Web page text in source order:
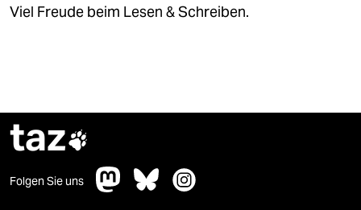
Viel Freude beim Lesen & Schreiben.
taz
Folgen Sie uns